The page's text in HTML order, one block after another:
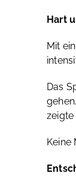
Hart
Mit
Das
Keine